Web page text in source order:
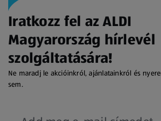
Iratkozz fel az ALDI
Magyarország hírlevél
szolgáltatására!
Ne maradj le akcióinkról, ajánlatainkról és
sem.